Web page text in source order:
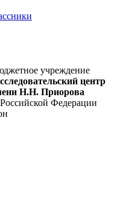
учреждение
центр
Н.Н. Приорова
Федерации